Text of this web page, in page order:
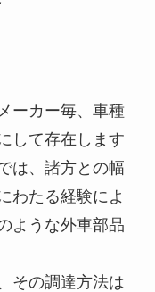
ーカー毎、車種
して存在します
は、諸方との幅
わたる経験によ
ような外車部品
その調達方法は